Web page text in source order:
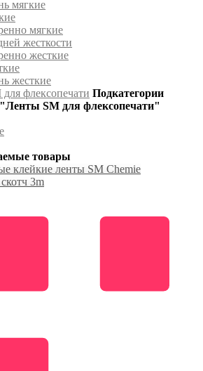
мягкие
мягкие
жесткости
жесткие
жесткие
флексопечати Подкатегории
"Ленты SM для флексопечати"
товары
клейкие ленты SM Chemie
3m